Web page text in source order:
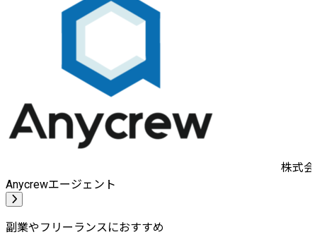
Anycrewエージェント
株式会
副業やフリーランスにおすすめ